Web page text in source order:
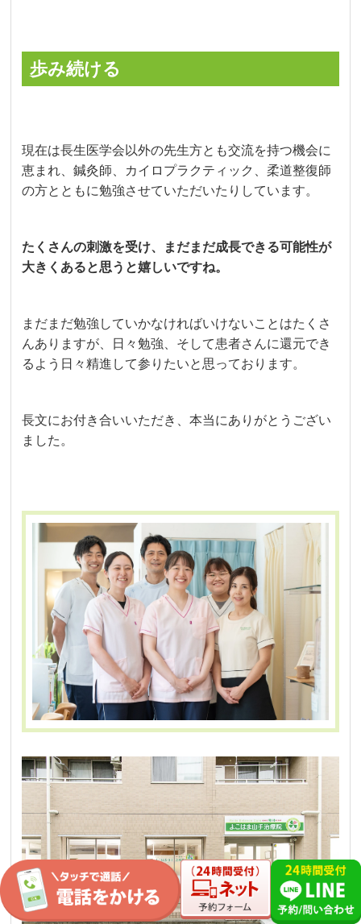
歩み続ける
現在は長生医学会以外の先生方とも交流を持つ機会に
恵まれ、鍼灸師、カイロプラクティック、柔道整復師
の方とともに勉強させていただいたりしています。
たくさんの刺激を受け、まだまだ成長できる可能性が
大きくあると思うと嬉しいですね。
まだまだ勉強していかなければいけないことはたくさ
んありますが、日々勉強、そして患者さんに還元でき
るよう日々精進して参りたいと思っております。
長文にお付き合いいただき、本当にありがとうござい
ました。